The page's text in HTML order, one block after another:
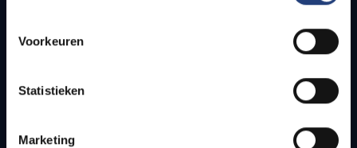
Voorkeuren
Statistieken
Marketing
Bereikbaarheid